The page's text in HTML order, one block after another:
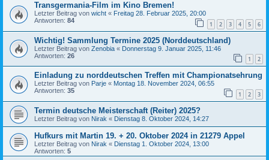
Transgermania-Film im Kino Bremen!
Letzter Beitrag von wicht « Freitag 28. Februar 2025, 20:00
Antworten: 84 1 2 3 4 5 6
Wichtig! Sammlung Termine 2025 (Norddeutschland)
Letzter Beitrag von Zenobia « Donnerstag 9. Januar 2025, 11:46
Antworten: 26 1 2
Einladung zu norddeutschen Treffen mit Championatsehrung
Letzter Beitrag von Parje « Montag 18. November 2024, 06:55
Antworten: 35 1 2 3
Termin deutsche Meisterschaft (Reiter) 2025?
Letzter Beitrag von Nirak « Dienstag 8. Oktober 2024, 14:27
Hufkurs mit Martin 19. + 20. Oktober 2024 in 21279 Appel
Letzter Beitrag von Nirak « Dienstag 1. Oktober 2024, 13:00
Antworten: 5